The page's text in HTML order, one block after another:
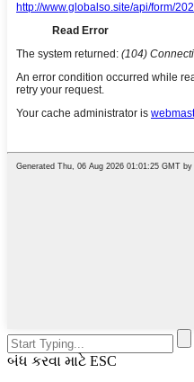
બંધ કરવા માટે ESC